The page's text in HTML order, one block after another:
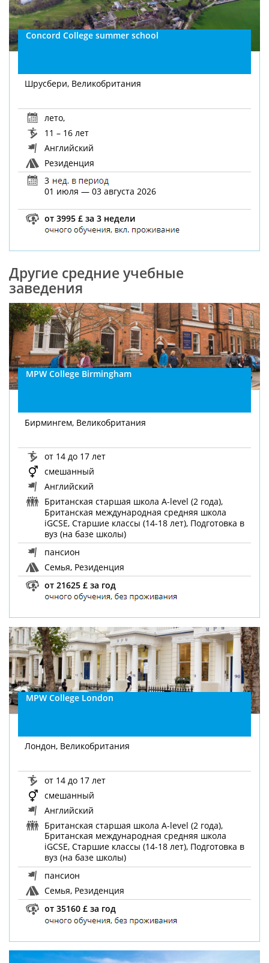
Concord College summer school
Шрусбери, Великобритания
лето,
11 – 16 лет
Английский
Резиденция
3
01 июля — 03 августа 2026
от 3995 £ за 3 недели
Другие средние учебные
заведения
MPW College Birmingham
Бирмингем, Великобритания
от 14 до 17 лет
смешанный
Английский
Британская старшая школа A-level (2 года),
Британская международная средняя школа
iGCSE, Старшие классы (14-18 лет), Подготовка в
вуз (на базе школы)
пансион
Семья, Резиденция
от 21625 £ за год
MPW College London
Лондон, Великобритания
от 14 до 17 лет
смешанный
Английский
Британская старшая школа A-level (2 года),
Британская международная средняя школа
iGCSE, Старшие классы (14-18 лет), Подготовка в
вуз (на базе школы)
пансион
Семья, Резиденция
от 35160 £ за год